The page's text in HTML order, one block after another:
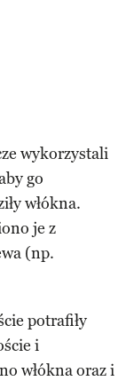
wykorzystali
go
włókna.
je z
(np.
potrafiły
i
włókna oraz i